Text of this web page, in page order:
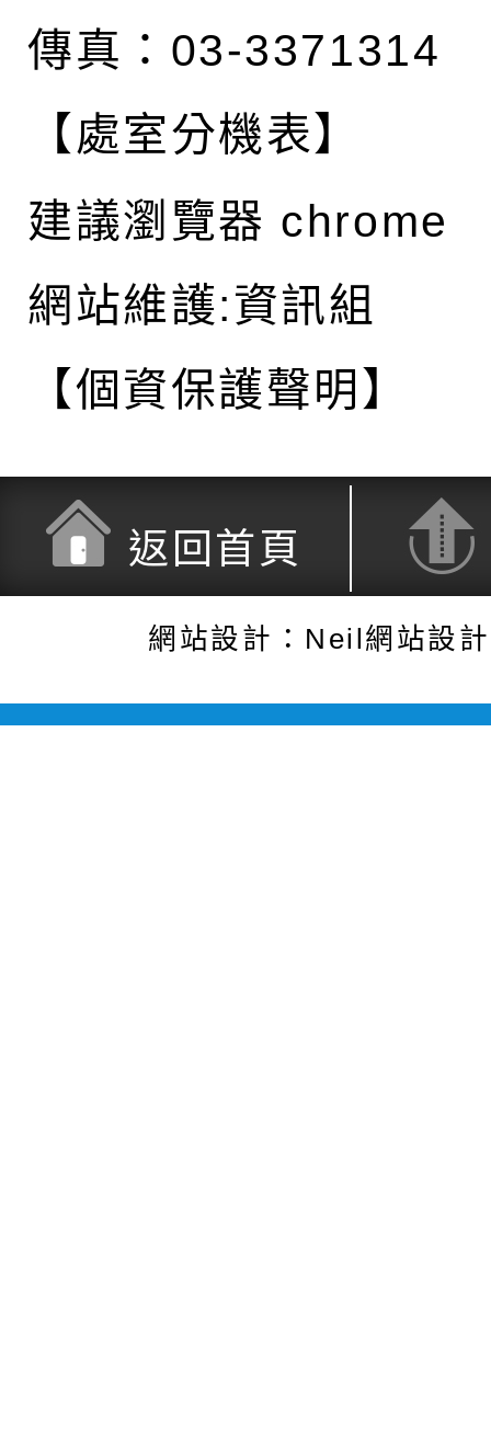
傳真：03-3371314
【處室分機表】
建議瀏覽器 chrome
網站維護:資訊組
【個資保護聲明】
返回首頁
網站設計：Neil網站設